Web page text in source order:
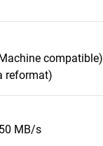
compatible)
reformat)
MB/s